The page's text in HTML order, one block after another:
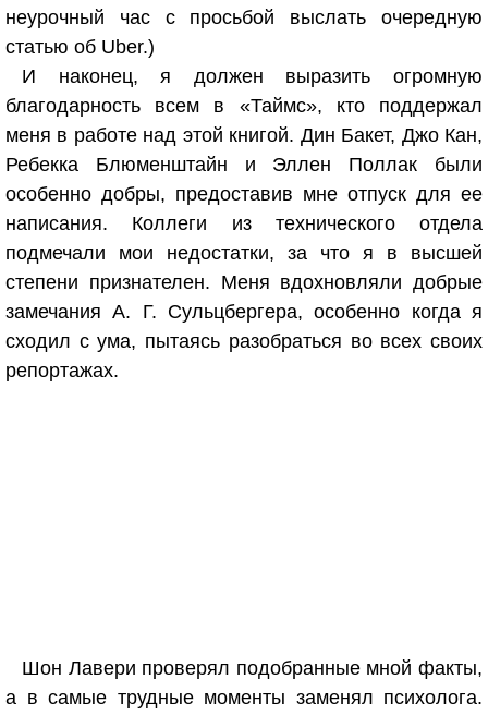
неурочный час с просьбой выслать очередную
статью об Uber.)
И наконец, я должен выразить огромную
благодарность всем в «Таймс», кто поддержал
меня в работе над этой книгой. Дин Бакет, Джо Кан,
Ребекка Блюменштайн и Эллен Поллак были
особенно добры, предоставив мне отпуск для ее
написания. Коллеги из технического отдела
подмечали мои недостатки, за что я в высшей
степени признателен. Меня вдохновляли добрые
замечания А. Г. Сульцбергера, особенно когда я
сходил с ума, пытаясь разобраться во всех своих
репортажах.
Шон Лавери проверял подобранные мной факты,
а в самые трудные моменты заменял психолога.